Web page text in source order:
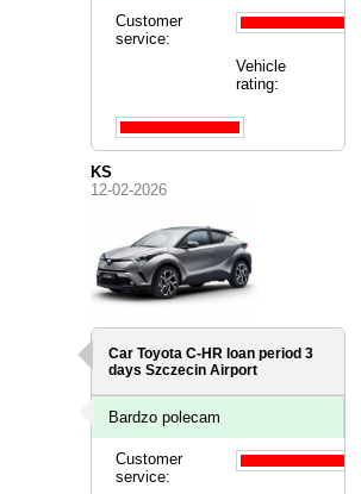
Customer
service:
Vehicle
rating:
KS
12-02-2026
Car Toyota C-HR loan period 3
daysSzczecin Airport
Bardzo polecam
Customer
service: